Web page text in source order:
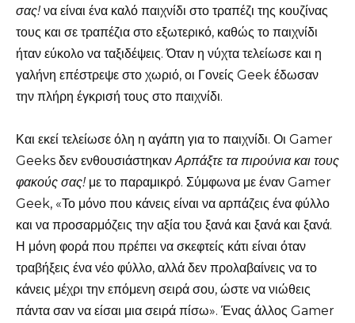
σας! να είναι ένα καλό παιχνίδι στο τραπέζι της κουζίνας
τους και σε τραπέζια στο εξωτερικό, καθώς το παιχνίδι
ήταν εύκολο να ταξιδέψεις. Όταν η νύχτα τελείωσε και η
γαλήνη επέστρεψε στο χωριό, οι Γονείς Geek έδωσαν
την πλήρη έγκρισή τους στο παιχνίδι.
Και εκεί τελείωσε όλη η αγάπη για το παιχνίδι. Οι Gamer
Geeks δεν ενθουσιάστηκαν Αρπάξτε τα πιρούνια και τους
φακούς σας! με το παραμικρό. Σύμφωνα με έναν Gamer
Geek, «Το μόνο που κάνεις είναι να αρπάζεις ένα φύλλο
και να προσαρμόζεις την αξία του ξανά και ξανά και ξανά.
Η μόνη φορά που πρέπει να σκεφτείς κάτι είναι όταν
τραβήξεις ένα νέο φύλλο, αλλά δεν προλαβαίνεις να το
κάνεις μέχρι την επόμενη σειρά σου, ώστε να νιώθεις
πάντα σαν να είσαι μια σειρά πίσω». Ένας άλλος Gamer